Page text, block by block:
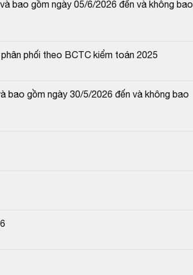
bao gồm ngày 05/6/2026 đến và không bao
phối theo BCTC kiểm toán 2025
bao gồm ngày 30/5/2026 đến và không bao